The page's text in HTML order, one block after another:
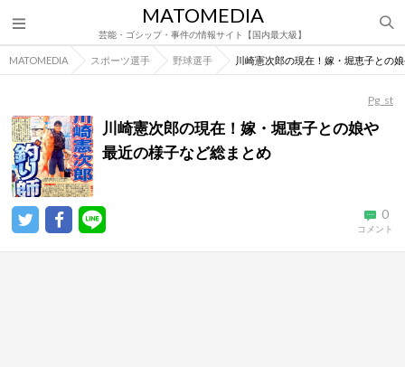
MATOMEDIA
芸能・ゴシップ・事件の情報サイト【国内最大級】
MATOMEDIA スポーツ選手 野球選手 川崎憲次郎の現在！嫁・堀恵子との
Pg_st
川崎憲次郎の現在！嫁・堀恵子との娘や
最近の様子など総まとめ
0
コメント